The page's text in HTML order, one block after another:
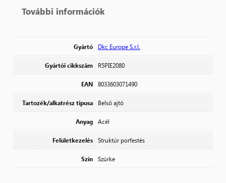
További információk
Gyártó Dkc Europe S.r.l.
Gyártói cikkszám R5PIE2080
EAN 8033603071490
Tartozék/alkatrész típusa Belső ajtó
Anyag Acél
Felületkezelés Struktúr porfestés
Szín Szürke